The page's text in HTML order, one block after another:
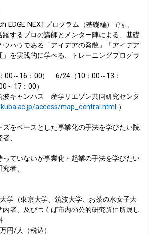
EDGE NEXTプログラム（基礎編）です。
躍するプロの講師とメンター陣による、基礎
ウハウである「アイデアの発散」「アイデア
を実践的に学べる、トレーニングプログラ
00～16：00） 6/24（10：00～13：
17：00）
波キャンパス 産学リエゾン共同研究センタ
access/map_central.html ）
ズをベースとした事業化の手法を学びたい院
、
っていないが事業化・起業の手法を学びたい
者、
学（東京大学、筑波大学、お茶の水女子大
者、及びつくば市内の公的研究所に所属し
円/人（税込）